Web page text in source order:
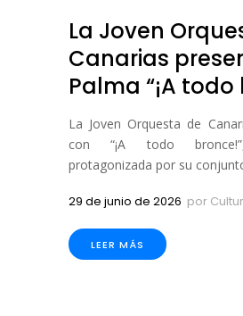
La Joven
Canarias
Palma “¡A todo
La Joven Orquesta de
con “¡A todo
protagonizada por su
29 de junio de 2026 por
LEER MÁS